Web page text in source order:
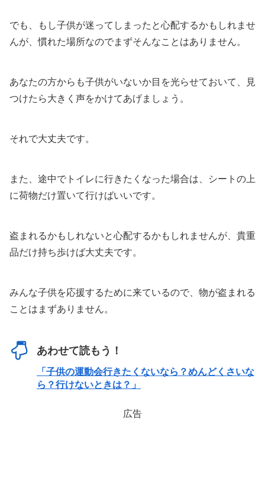
でも、もし子供が迷ってしまったと心配するかもしれませ
んが、慣れた場所なのでまずそんなことはありません。
あなたの方からも子供がいないか目を光らせておいて、見
つけたら大きく声をかけてあげましょう。
それで大丈夫です。
また、途中でトイレに行きたくなった場合は、シートの上
に荷物だけ置いて行けばいいです。
盗まれるかもしれないと心配するかもしれませんが、貴重
品だけ持ち歩けば大丈夫です。
みんな子供を応援するために来ているので、物が盗まれる
ことはまずありません。
あわせて読もう！
「子供の運動会行きたくないなら？めんどくさいな
ら？行けないときは？」
広告